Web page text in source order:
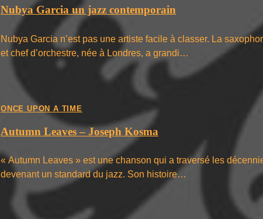
Nubya Garcia un jazz contemporain
Nubya Garcia n’est pas une artiste facile à classer. La
et chef d’orchestre, née à Londres, a grandi…
ONCE UPON A TIME
Autumn Leaves – Joseph Kosma
« Autumn Leaves » est une chanson qui a traversé les
devenant un standard du jazz. Son histoire…